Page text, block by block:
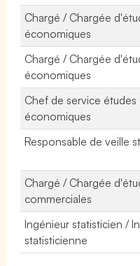
Chargé / Chargée
économiques
Chargé / Chargée
économiques
Chef de service
économiques
Responsable de veille
Chargé / Chargée
commerciales
Ingénieur statisticien /
statisticienne